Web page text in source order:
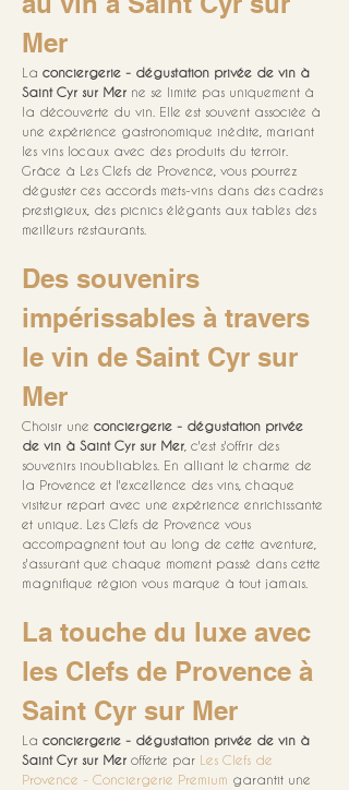
Mer
La conciergerie - dégustation privée de vin à
Saint Cyr sur Mer ne se limite pas uniquement à
la découverte du vin. Elle est souvent associée à
une expérience gastronomique inédite, mariant
les vins locaux avec des produits du terroir.
Grâce à Les Clefs de Provence, vous pourrez
déguster ces accords mets-vins dans des cadres
prestigieux, des picnics élégants aux tables des
meilleurs restaurants.
Des souvenirs
impérissables à travers
le vin de Saint Cyr sur
Mer
Choisir une conciergerie - dégustation privée
de vin à Saint Cyr sur Mer , c'est s'offrir des
souvenirs inoubliables. En alliant le charme de
la Provence et l'excellence des vins, chaque
visiteur repart avec une expérience enrichissante
et unique. Les Clefs de Provence vous
accompagnent tout au long de cette aventure,
s'assurant que chaque moment passé dans cette
magnifique région vous marque à tout jamais.
La touche du luxe avec
les Clefs de Provence à
Saint Cyr sur Mer
La conciergerie - dégustation privée de vin à
Saint Cyr sur Mer offerte par Les Clefs de
Provence - Conciergerie Premium garantit une